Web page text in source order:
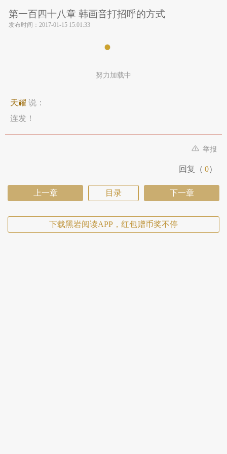
第一百四十八章 韩画音打招呼的方式
发布时间： 2017-01-15 15:01:33
努力加载中
天耀 说：
连发！
举报
回复（ 0）
上一章 目录 下一章
下载黑岩阅读APP，红包赠币奖不停